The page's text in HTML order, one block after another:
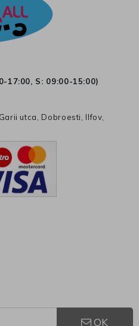
17:00, S: 09:00-15:00)
utca, Dobroesti, Ilfov,
OK